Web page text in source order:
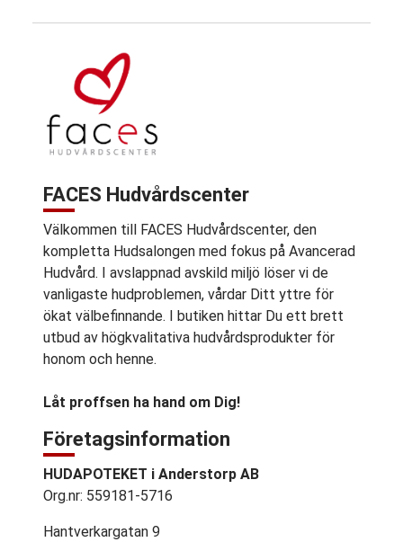
FACES Hudvårdscenter
Välkommen till FACES Hudvårdscenter, den
kompletta Hudsalongen med fokus på Avancerad
Hudvård. I avslappnad avskild miljö löser vi de
vanligaste hudproblemen, vårdar Ditt yttre för
ökat välbefinnande. I butiken hittar Du ett brett
utbud av högkvalitativa hudvårdsprodukter för
honom och henne.
Låt proffsen ha hand om Dig!
Företagsinformation
HUDAPOTEKET i Anderstorp AB
Org.nr: 559181-5716
Hantverkargatan 9